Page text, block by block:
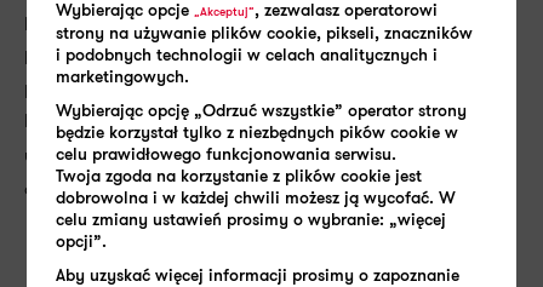
pracodawcy. Aby tego uniknąć, kluczowe jest skuteczne
planowanie dni wolnych, które wymaga współpracy między
pracodawcą a pracownikiem. Przejrzyste zasady, otwarta
komunikacja i wzajemne zrozumienie pozwalają nie tylko
uniknąć zaległości, ale także budować kulturę organizacyjną
opartą na szacunku i dbałości o dobrostan zespołu.
Wybierając opcje„Akceptuj”, zezwalasz operatorowi
strony na używanie plików cookie, pikseli, znaczników
i podobnych technologii w celach analitycznych i
marketingowych.
Wybierając opcję „Odrzuć wszystkie” operator strony
będzie korzystał tylko z niezbędnych pików cookie w
celu prawidłowego funkcjonowania serwisu.
Twoja zgoda na korzystanie z plików cookie jest
dobrowolna i w każdej chwili możesz ją wycofać. W
celu zmiany ustawień prosimy o wybranie: „więcej
opcji”.
Aby uzyskać więcej informacji prosimy o zapoznanie